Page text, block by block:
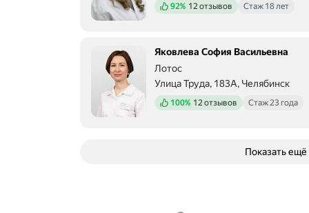
Положительных отзывов
92% 12 отзывов Стаж 18 лет
Яковлева София Васильевна
Лотос
Улица Труда, 183А, Челябинск
Положительных отзывов
100% 12 отзывов Стаж 23 года
Показать ещё